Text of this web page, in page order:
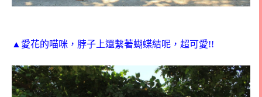
▲愛花的喵咪，脖子上還繫著蝴蝶結呢，超可愛!!